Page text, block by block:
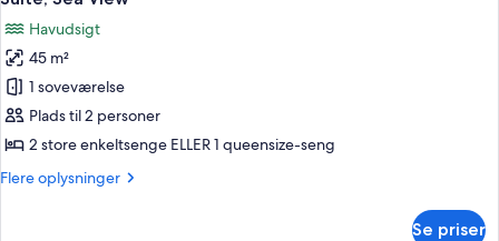
alle
billeder
af
Suite,
Sea
View
Havudsigt
45 m²
1 soveværelse
Plads til 2 personer
2 store enkeltsenge ELLER 1 queensize-seng
Flere oplysninger
Flere
Se priser